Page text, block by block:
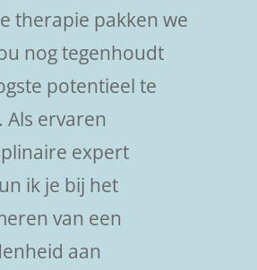
therapie pakken we
nog tegenhoudt
potentieel te
Als ervaren
expert
ik je bij het
van een
aan